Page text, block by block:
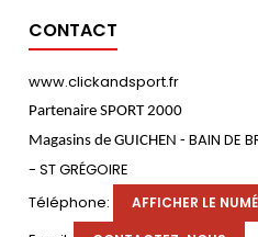
CONTACT
www.clickandsport.fr
Partenaire SPORT 2000
Magasins de GUICHEN - BAIN DE
- ST GRÉGOIRE
Téléphone:
AFFICHER LE